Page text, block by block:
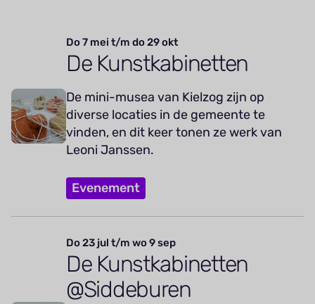
Do 7 mei t/m do 29 okt
De Kunstkabinetten
De mini-musea van Kielzog zijn op
diverse locaties in de gemeente te
vinden, en dit keer tonen ze werk van
Leoni Janssen.
Evenement
Do 23 jul t/m wo 9 sep
De Kunstkabinetten
@Siddeburen